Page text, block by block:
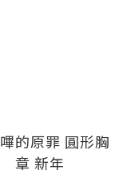
的原罪 圓形胸
章 新年